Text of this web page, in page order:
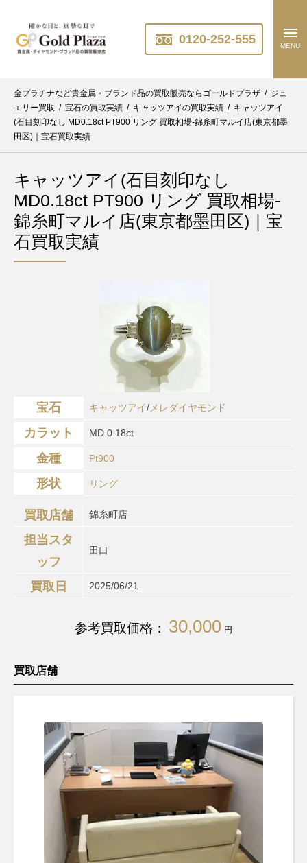
0120-252-555 MENU
金プラチナなど貴金属・ブランド品の買取販売ならゴールドプラザ / ジュ
エリー買取 / 宝石の買取実績 / キャッツアイの買取実績 / キャッツアイ
(石目刻印なし MD0.18ct PT900 リング 買取相場-錦糸町マルイ店(東京都墨
田区)｜宝石買取実績
キャッツアイ(石目刻印なし
MD0.18ct PT900 リング 買取相場-
錦糸町マルイ店(東京都墨田区)｜宝
石買取実績
宝石 キャッツアイ/メレダイヤモンド
カラット MD 0.18ct
金種 Pt900
形状 リング
買取店舗 錦糸町店
担当スタ
ッフ
田口
買取日 2025/06/21
参考買取価格： 30,000 円
買取店舗